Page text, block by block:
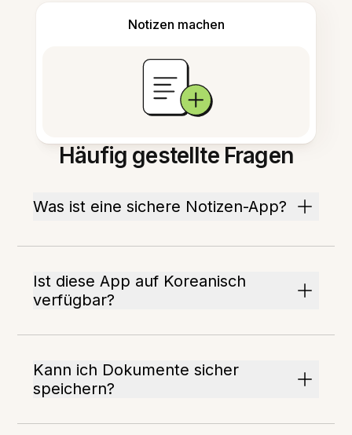
Notizen machen
Häufig gestellte Fragen
Was ist eine sichere Notizen-App?
Ist diese App auf Koreanisch
verfügbar?
Kann ich Dokumente sicher
speichern?